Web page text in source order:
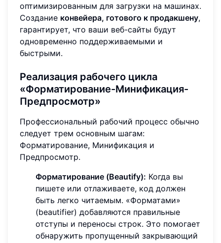
оптимизированным для загрузки на машинах.
Создание конвейера, готового к продакшену,
гарантирует, что ваши веб-сайты будут
одновременно поддерживаемыми и
быстрыми.
Реализация рабочего цикла
«Форматирование-Минификация-
Предпросмотр»
Профессиональный рабочий процесс обычно
следует трем основным шагам:
Форматирование, Минификация и
Предпросмотр.
Форматирование (Beautify): Когда вы
пишете или отлаживаете, код должен
быть легко читаемым. «Форматами»
(beautifier) добавляются правильные
отступы и переносы строк. Это помогает
обнаружить пропущенный закрывающий